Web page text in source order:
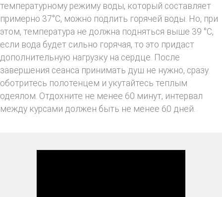
температурному режиму воды, который составляет
примерно 37°С, можно подлить горячей воды. Но, при
этом, температура не должна подняться выше 39 °С,
если вода будет сильно горячая, то это придаст
дополнительную нагрузку на сердце. После
завершения сеанса принимать душ не нужно, сразу
оботритесь полотенцем и укутайтесь теплым
одеялом. Отдохните не менее 60 минут, интервал
между курсами должен быть не менее 60 дней.